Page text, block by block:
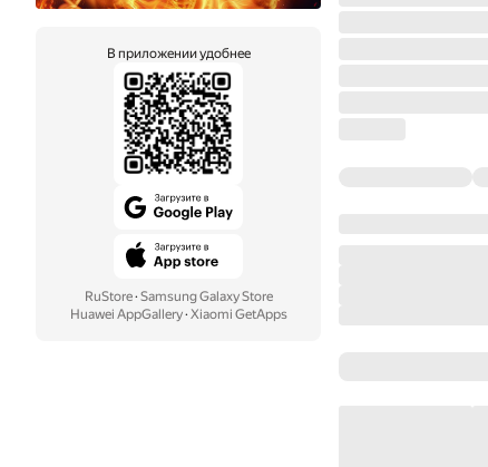
В приложении удобнее
RuStore· Samsung Galaxy Store
Huawei AppGallery· Xiaomi GetApps